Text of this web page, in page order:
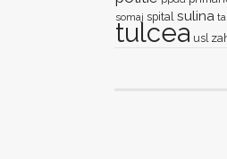
somaj spital sulina
tulcea usl